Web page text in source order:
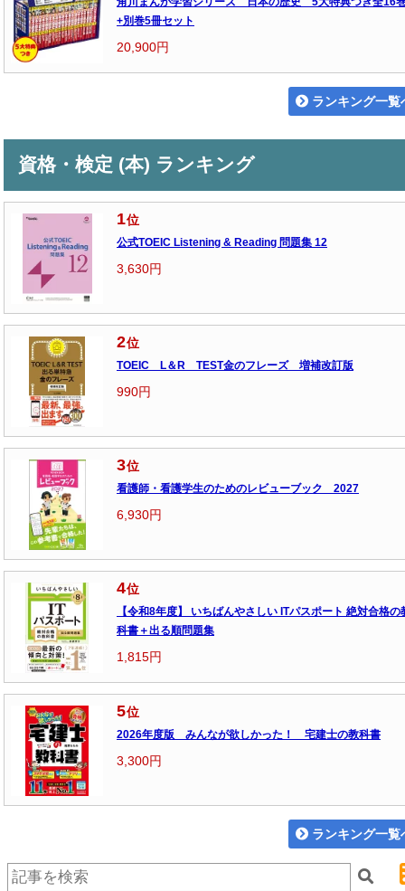
+別巻5冊セット
20,900円
ランキング一覧
資格・検定 (本) ランキング
1位
公式TOEIC Listening & Reading 問題集 12
3,630円
2位
TOEIC L＆R TEST金のフレーズ 増補改訂版
990円
3位
看護師・看護学生のためのレビューブック 2027
6,930円
4位
【令和8年度】 いちばんやさしい ITパスポート 絶対合格の
科書＋出る順問題集
1,815円
5位
2026年度版 みんなが欲しかった！ 宅建士の教科書
3,300円
ランキング一覧